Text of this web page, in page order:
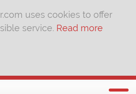
uses cookies to offer
service. Read more